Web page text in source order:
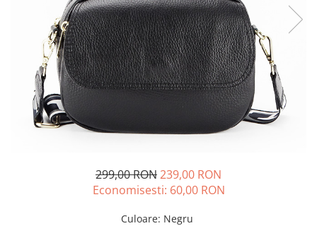
299,00 RON239,00 RON
Economisesti: 60,00 RON
Culoare: Negru